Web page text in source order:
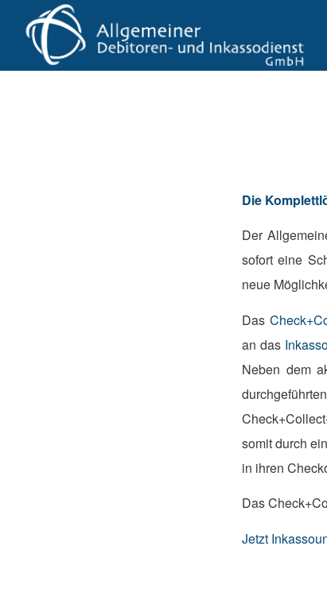
Die
Der
sofort eine
neue
Das
an das
Neben dem
somit durch
in ihren
Das
Jetzt